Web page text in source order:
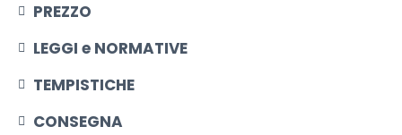
PREZZO
LEGGI e NORMATIVE
TEMPISTICHE
CONSEGNA